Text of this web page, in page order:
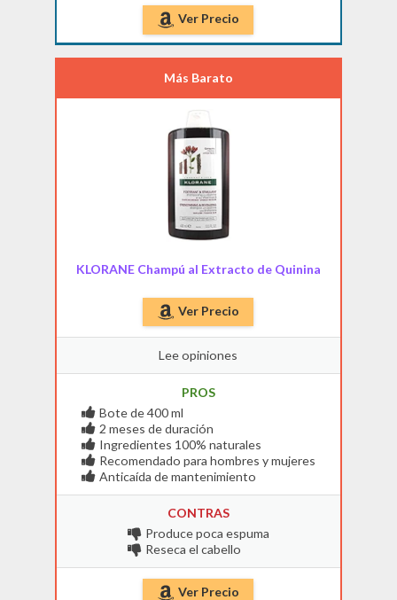
Ver Precio
Más Barato
KLORANE Champú al Extracto de Quinina
Ver Precio
Lee opiniones
PROS
Bote de 400 ml
2 meses de duración
Ingredientes 100% naturales
Recomendado para hombres y mujeres
Anticaída de mantenimiento
CONTRAS
Produce poca espuma
Reseca el cabello
Ver Precio